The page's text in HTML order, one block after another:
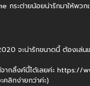
ระต่ายน้อยน่ารักมาให้พว
จะน่ารักขนาดนี้ ต้องเล่
จากลิ้งค์นี้ได้เลยค่ะhttps://
คลิกง่ายกว่าค่ะ)